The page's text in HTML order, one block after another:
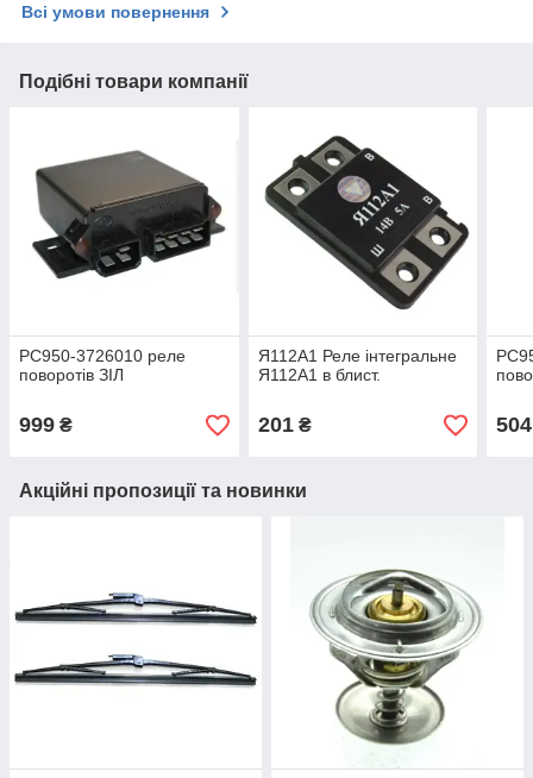
Всі умови повернення
Подібні товари компанії
РС950-3726010 реле
поворотів ЗІЛ
999 ₴
Я112А1 Реле інтегральне
Я112А1 в блист.
201₴ 504
Акційні пропозиції та новинки